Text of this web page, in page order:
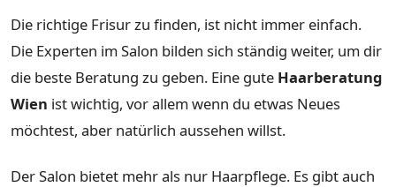
Die richtige Frisur zu finden, ist nicht immer einfach.
Die Experten im Salon bilden sich ständig weiter, um dir
die beste Beratung zu geben. Eine gute Haarberatung
Wien ist wichtig, vor allem wenn du etwas Neues
möchtest, aber natürlich aussehen willst.
Der Salon bietet mehr als nur Haarpflege. Es gibt auch